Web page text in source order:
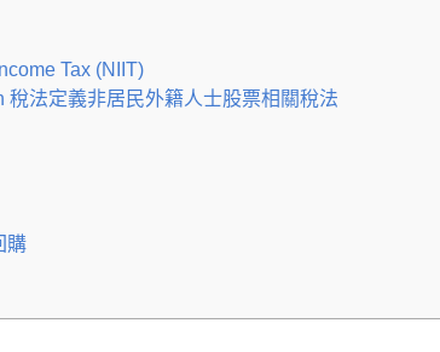
Tax (NIIT)
稅法定義非居民外籍人士股票相關稅法
購